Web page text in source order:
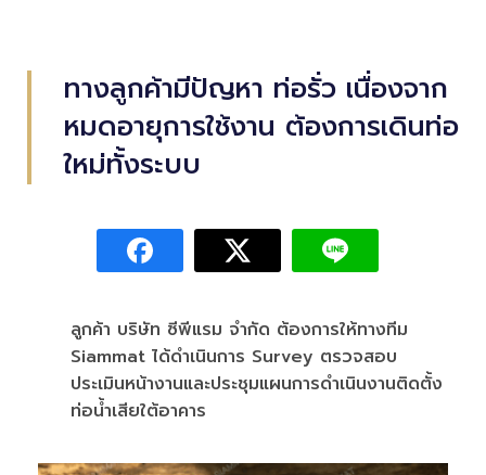
ทางลูกค้ามีปัญหา ท่อรั่ว เนื่องจาก
หมดอายุการใช้งาน ต้องการเดินท่อ
ใหม่ทั้งระบบ
ลูกค้า บริษัท ซีพีแรม จำกัด ต้องการให้ทางทีม
Siammat ได้ดำเนินการ Survey ตรวจสอบ
ประเมินหน้างานและประชุมแผนการดำเนินงานติดตั้ง
ท่อน้ำเสียใต้อาคาร